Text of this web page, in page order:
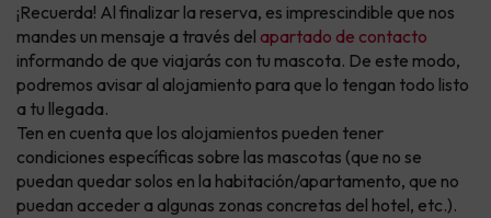
¡Recuerda! Al finalizar la reserva, es imprescindible que nos
mandes un mensaje a través del apartado de contacto
informando de que viajarás con tu mascota. De este modo,
podremos avisar al alojamiento para que lo tengan todo listo
a tu llegada.
Ten en cuenta que los alojamientos pueden tener
condiciones específicas sobre las mascotas (que no se
puedan quedar solos en la habitación/apartamento, que no
puedan acceder a algunas zonas concretas del hotel, etc.).